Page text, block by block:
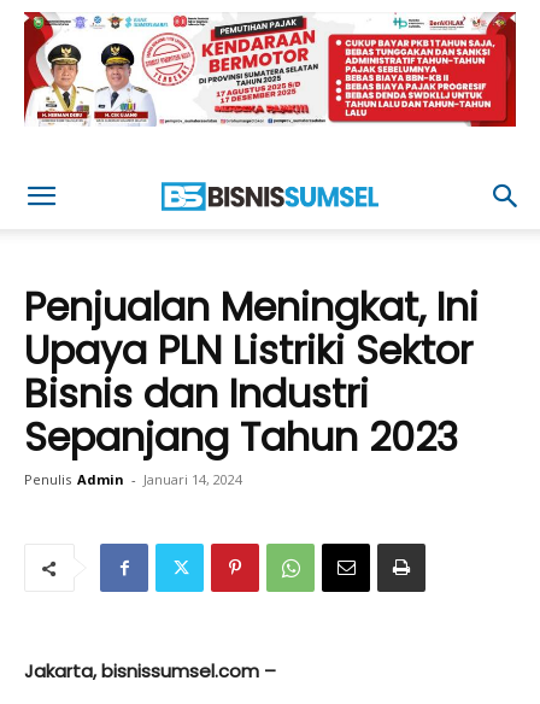
Penjualan Meningkat, Ini
Upaya PLN Listriki Sektor
Bisnis dan Industri
Sepanjang Tahun 2023
Penulis Admin - Januari 14, 2024
Jakarta, bisnissumsel.com –